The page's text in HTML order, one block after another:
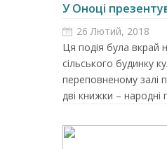
У Оноці
26 Лютий, 2018
Ця подія була вкрай
сільського будинку
переповненому залі
дві книжки – народні